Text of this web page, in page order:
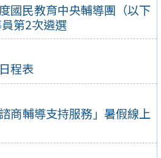
國民教育中央輔導團（以下
第2次遴選
程表
商輔導支持服務」暑假線上